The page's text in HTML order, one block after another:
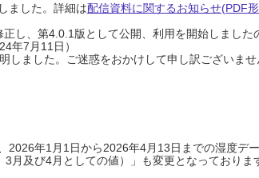
ました。詳細は配信資料に関するお知らせ(PDF形
し、第4.0.1版として公開、利用を開始しました
年7月11日）
ました。ご迷惑をおかけして申し訳ございませ
年1月1日から2026年4月13日までの湿度デ
及び4月としての値）」も変更となっておりま